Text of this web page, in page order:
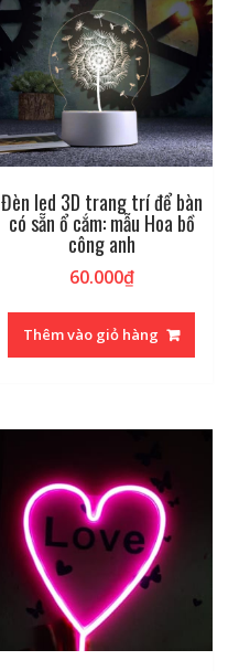
Đèn led 3D trang trí để bàn
có sẵn ổ cắm: mẫu Hoa bồ
công anh
60.000₫
Thêm vào giỏ hàng